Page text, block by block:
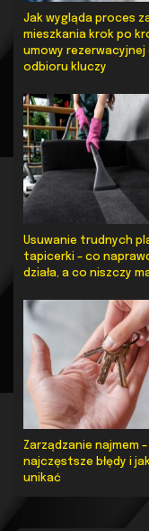
Jak wygląda proces
mieszkania krok po
umowy rezerwacyjnej
odbioru kluczy
Usuwanie trudnych
tapicerki – co
działa, a co niszczy
Zarządzanie najmem –
najczęstsze błędy i
unikać